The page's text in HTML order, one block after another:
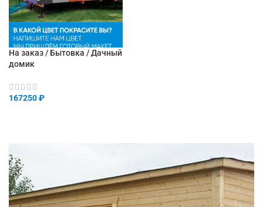
На заказ / Бытовка / Дачный
домик
167250₽